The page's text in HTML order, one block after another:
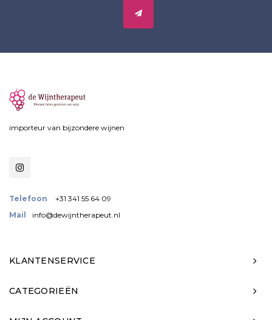
importeur van bijzondere wijnen
Telefoon
+31 341 55 64 09
Mail
info@dewijntherapeut.nl
KLANTENSERVICE
CATEGORIEËN